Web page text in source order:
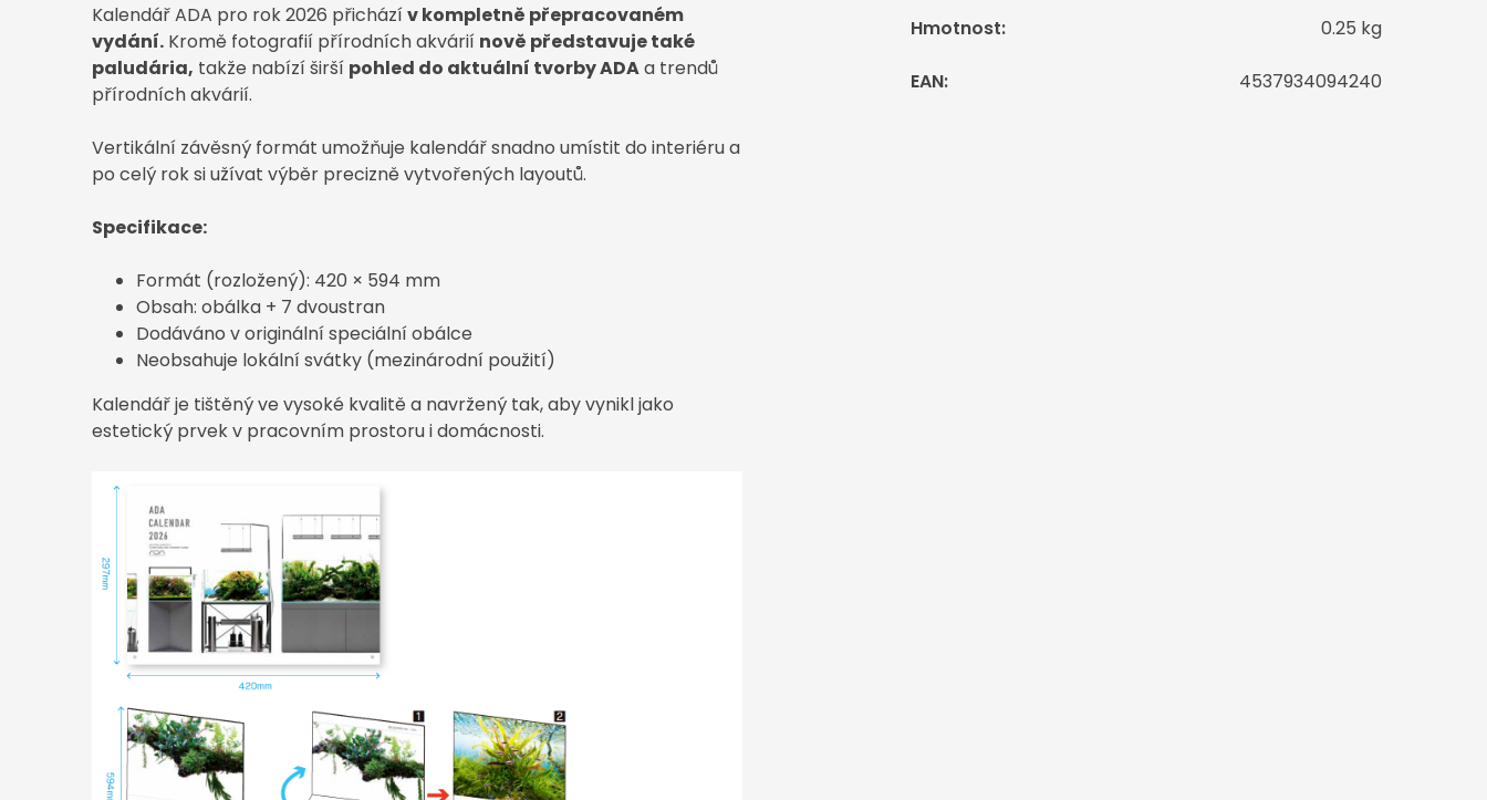
Kalendář ADA pro rok 2026 přichází v kompletně přepracovaném
vydání. Kromě fotografií přírodních akvárií nově představuje také
paludária, takže nabízí širší pohled do aktuální tvorby ADAa trendů
přírodních akvárií.
Vertikální závěsný formát umožňuje kalendář snadno umístit do interiéru a
po celý rok si užívat výběr precizně vytvořených layoutů.
Specifikace:
Formát (rozložený): 420 × 594 mm
Obsah: obálka + 7 dvoustran
Dodáváno v originální speciální obálce
Neobsahuje lokální svátky (mezinárodní použití)
Kalendář je tištěný ve vysoké kvalitě a navržený tak, aby vynikl jako
estetický prvek v pracovním prostoru i domácnosti.
Hmotnost: 0.25 kg
EAN: 4537934094240